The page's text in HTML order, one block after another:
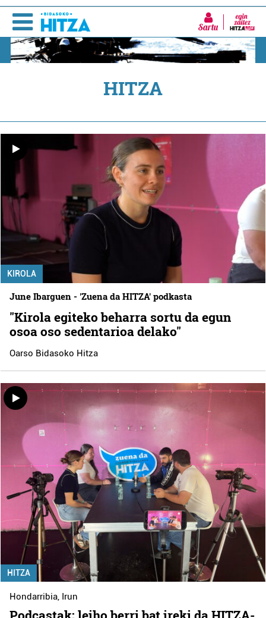
Sartu
HITZA
KIROLA
June Ibarguen - 'Zuena da HITZA' podkasta
"Kirola egiteko beharra sortu da egun
osoa oso sedentarioa delako"
Oarso Bidasoko Hitza
HITZA
Hondarribia, Irun